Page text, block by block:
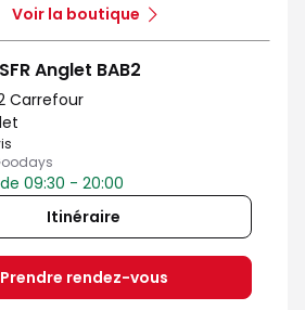
Voir la boutique
Anglet BAB2
Carrefour
sur 5
09:30 - 20:00
Itinéraire
Prendre rendez-vous